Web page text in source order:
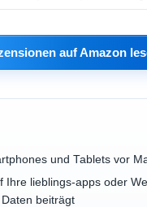
auf Amazon
und Tablets vor
lieblings-apps oder
beiträgt